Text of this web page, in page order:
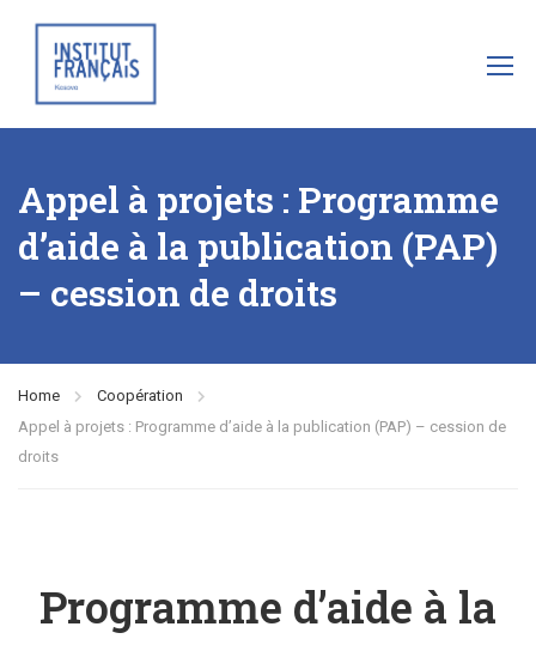
Appel à projets : Programme
d’aide à la publication (PAP)
– cession de droits
Home
Coopération
Appel à projets : Programme d’aide à la publication (PAP) – cession de
droits
Programme d’aide à la